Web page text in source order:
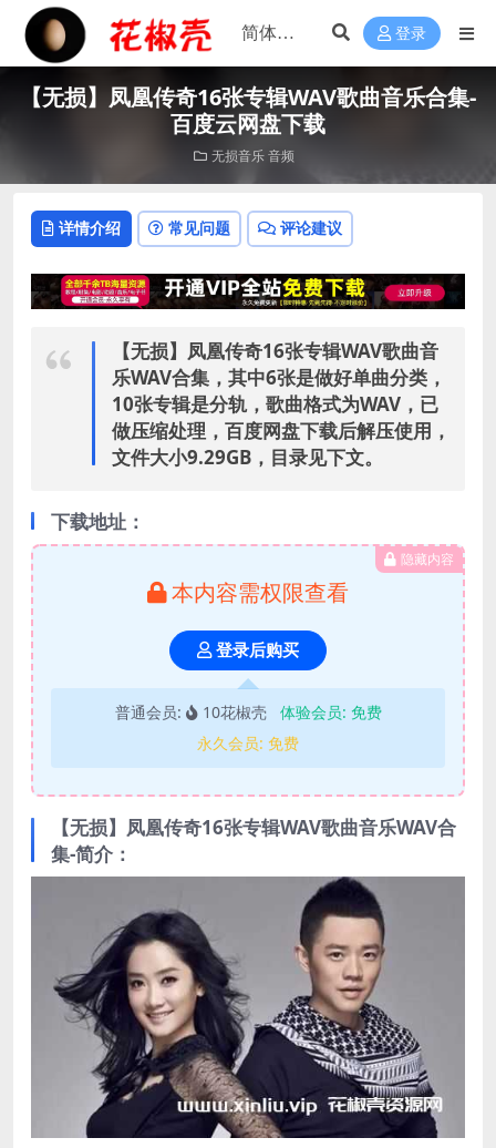
登录
【无损】凤凰传奇16张专辑WAV歌曲音乐合集-
百度云网盘下载
无损音乐 音频
详情介绍 常见问题 评论建议
【无损】凤凰传奇16张专辑WAV歌曲音
乐WAV合集， 其中6张是做好单曲分类，
10张专辑是分轨，歌曲格式为WAV，已
做压缩处理，百度网盘下载后解压使用，
文件大小9.29GB，目录见下文。
下载地址：
隐藏内容
本内容需权限查看
登录后购买
普通会员: 10花椒壳 体验会员: 免费
永久会员: 免费
【无损】凤凰传奇16张专辑WAV歌曲音乐WAV合
集-简介：